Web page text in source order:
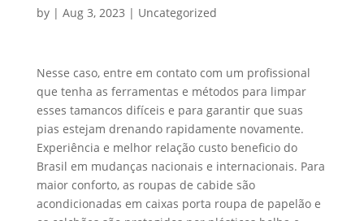
by | Aug 3, 2023 | Uncategorized
Nesse caso, entre em contato com um profissional
que tenha as ferramentas e métodos para limpar
esses tamancos difíceis e para garantir que suas
pias estejam drenando rapidamente novamente.
Experiência e melhor relação custo beneficio do
Brasil em mudanças nacionais e internacionais. Para
maior conforto, as roupas de cabide são
acondicionadas em caixas porta roupa de papelão e